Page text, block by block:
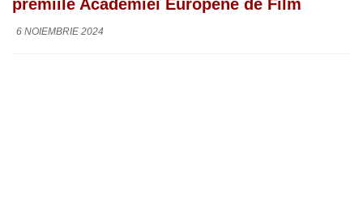
premiile Academiei Europene de Film
6 NOIEMBRIE 2024